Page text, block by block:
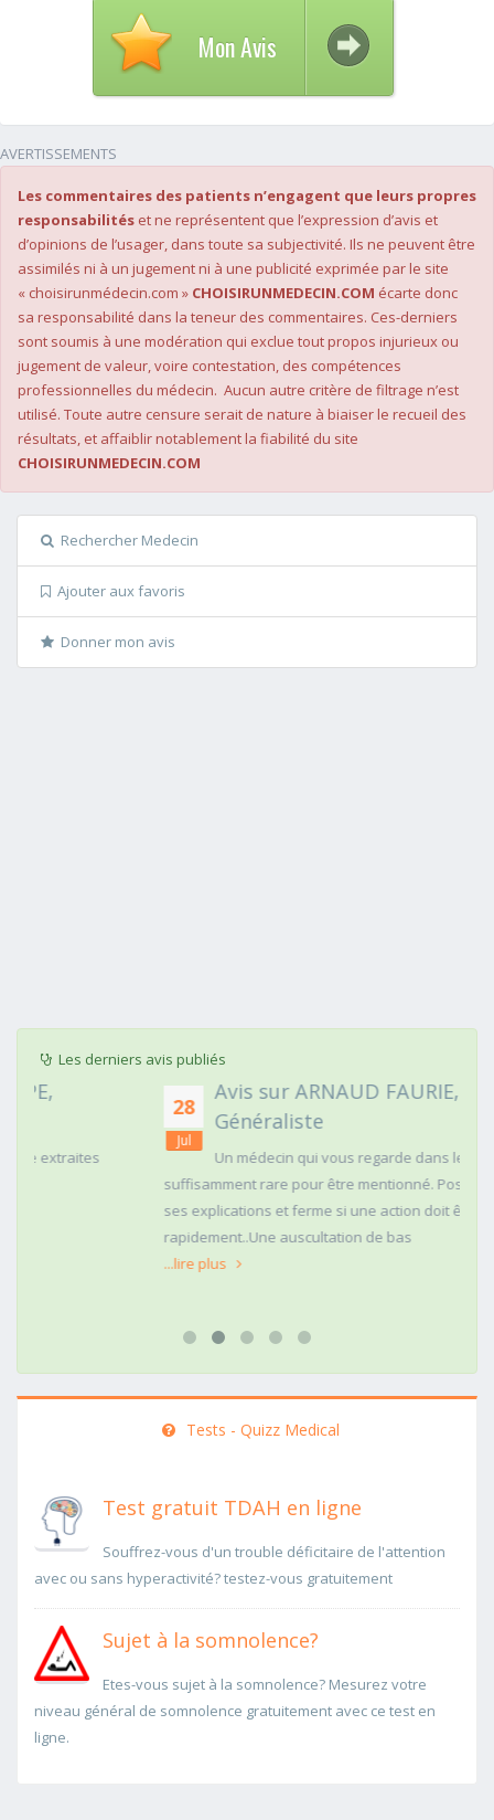
Mon Avis
AVERTISSEMENTS
Les commentaires des patients n’engagent que leurs propres
responsabilités et ne représentent que l’expression d’avis et
d’opinions de l’usager, dans toute sa subjectivité. Ils ne peuvent être
assimilés ni à un jugement ni à une publicité exprimée par le site
« choisirunmédecin.com » CHOISIRUNMEDECIN.COM écarte donc
sa responsabilité dans la teneur des commentaires. Ces-derniers
sont soumis à une modération qui exclue tout propos injurieux ou
jugement de valeur, voire contestation, des compétences
professionnelles du médecin. Aucun autre critère de filtrage n’est
utilisé. Toute autre censure serait de nature à biaiser le recueil des
résultats, et affaiblir notablement la fiabilité du site
CHOISIRUNMEDECIN.COM
Rechercher Medecin
Ajouter aux favoris
Donner mon avis
Les derniers avis publiés
Avis sur ARNAUD FAURIE, Médecin
Généraliste
Un médecin qui vous regarde dans les yeux c'est
suffisamment rare pour être mentionné. Posé,clair dans
ses explications et ferme si une action doit être menée
rapidement..Une auscultation de bas
Tests - Quizz Medical
Test gratuit TDAH en ligne
Souffrez-vous d'un trouble déficitaire de l'attention
avec ou sans hyperactivité? testez-vous gratuitement
Sujet à la somnolence?
Etes-vous sujet à la somnolence? Mesurez votre
niveau général de somnolence gratuitement avec ce test en
ligne.